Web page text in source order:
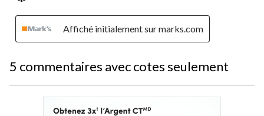
Affiché initialement sur marks.com
5 commentaires avec cotes seulement